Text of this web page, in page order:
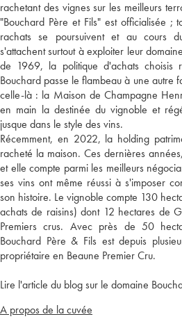
rachetant des vignes sur les meilleurs
"Bouchard Père et Fils" est officialisée ;
rachats se poursuivent et au cours
s'attachent surtout à exploiter leur
de 1969, la politique d'achats choisis
Bouchard passe le flambeau à une autre
celle-là : la Maison de Champagne
en main la destinée du vignoble et
jusque dans le style des vins.
Récemment, en 2022, la holding
racheté la maison. Ces dernières
et elle compte parmi les meilleurs
ses vins ont même réussi à s'imposer
son histoire. Le vignoble compte 130
achats de raisins) dont 12 hectares de
Premiers crus. Avec près de 50
Bouchard Père & Fils est depuis
propriétaire en Beaune Premier Cru.
Lire l'article du blog sur le domaine
A propos de la cuvée